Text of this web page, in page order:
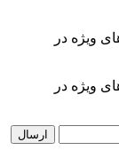
ویژه در
ویژه در